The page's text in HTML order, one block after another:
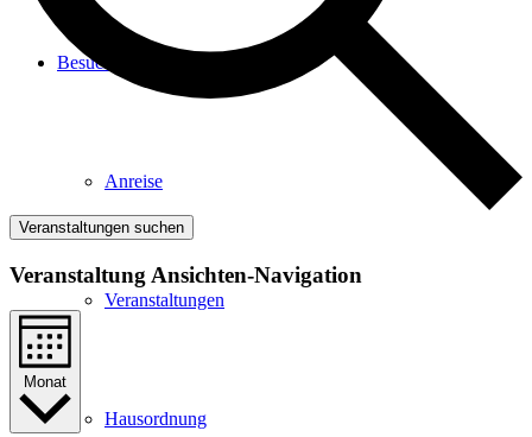
Besucher
Anreise
Veranstaltungen
Hausordnung
Veranstaltungen suchen
Veranstaltung Ansichten-Navigation
Monat